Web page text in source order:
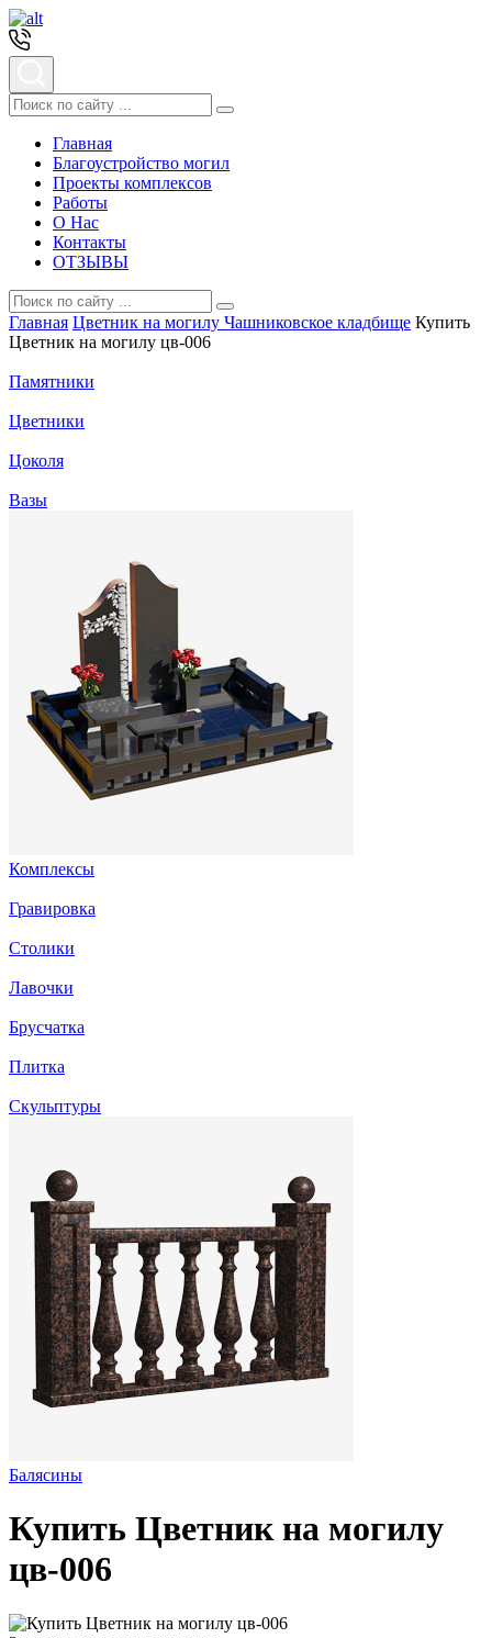
Главная
Благоустройство могил
Проекты комплексов
Работы
О Нас
Контакты
ОТЗЫВЫ
Главная Цветник на могилу Чашниковское кладбище Купить
Цветник на могилу цв-006
Памятники
Цветники
Цоколя
Вазы
Комплексы
Гравировка
Столики
Лавочки
Брусчатка
Плитка
Скульптуры
Балясины
Купить Цветник на могилу
цв-006